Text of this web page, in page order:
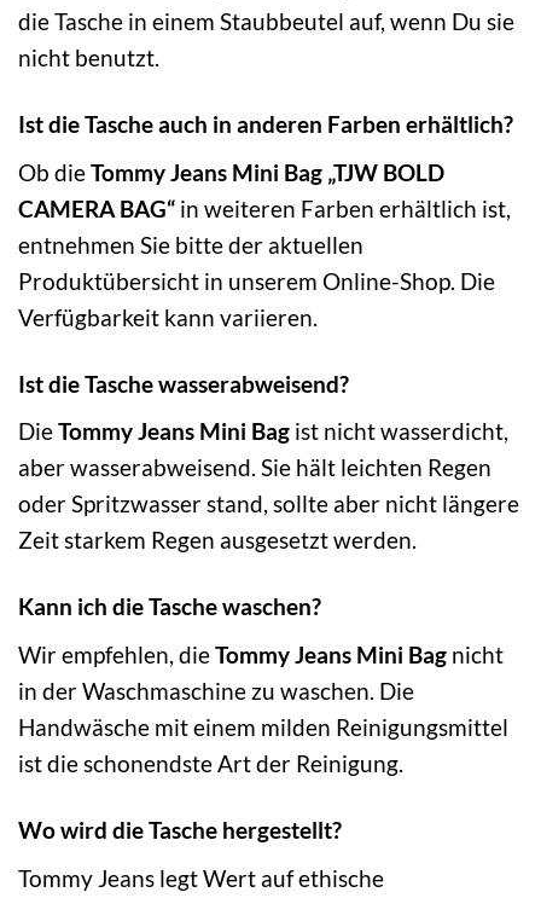
die Tasche in einem Staubbeutel auf, wenn Du sie
nicht benutzt.
Ist die Tasche auch in anderen Farben erhältlich?
Ob dieTommy Jeans Mini Bag „TJW BOLD
CAMERA BAG“ in weiteren Farben erhältlich ist,
entnehmen Sie bitte der aktuellen
Produktübersicht in unserem Online-Shop. Die
Verfügbarkeit kann variieren.
Ist die Tasche wasserabweisend?
DieTommy Jeans Mini Bag ist nicht wasserdicht,
aber wasserabweisend. Sie hält leichten Regen
oder Spritzwasser stand, sollte aber nicht längere
Zeit starkem Regen ausgesetzt werden.
Kann ich die Tasche waschen?
Wir empfehlen, dieTommy Jeans Mini Bag nicht
in der Waschmaschine zu waschen. Die
Handwäsche mit einem milden Reinigungsmittel
ist die schonendste Art der Reinigung.
Wo wird die Tasche hergestellt?
Tommy Jeans legt Wert auf ethische